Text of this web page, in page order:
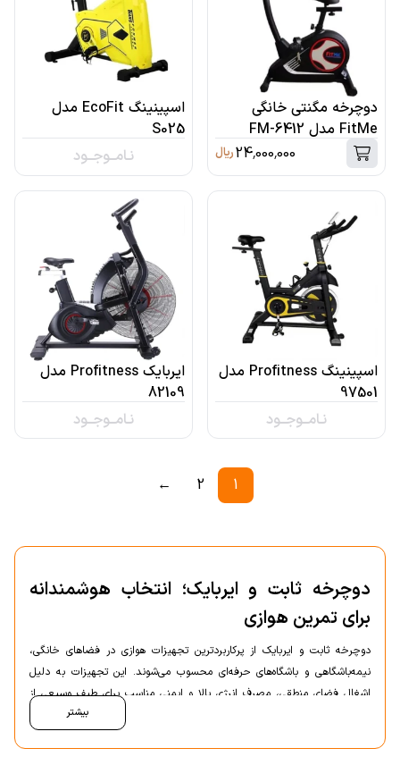
دوچرخه مگنتی خانگی
FitMe مدل FM-6412
24,000,000ریال
اسپینینگ EcoFit مدل
S025
نـامــوجــود
اسپینینگ Profitness مدل
97501
نـامــوجــود
ایربایک Profitness مدل
82109
نـامــوجــود
1
2
←
دوچرخه ثابت و ایربایک؛ انتخاب هوشمندانه
برای تمرین هوازی
دوچرخه ثابت و ایربایک از پرکاربردترین تجهیزات هوازی در فضاهای خانگی،
نیمه‌باشگاهی و باشگاه‌های حرفه‌ای محسوب می‌شوند. این تجهیزات به دلیل
اشغال فضای منطقی، مصرف انرژی بالا و ایمنی مناسب برای طیف وسیعی از
کاربران، سهم بالایی در فروش تجهیزات هوازی دارند. انتخاب صحیح میان
بیشتر